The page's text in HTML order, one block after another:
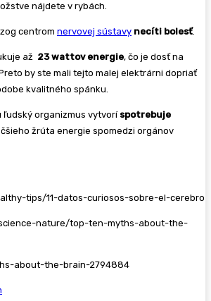
nájdete v rybách.
centrom nervovej sústavy necíti bolesť.
až 23 wattov energie, čo je dosť na
by ste mali tejto malej elektrárni dopriať
kvalitného spánku.
ľudský organizmus vytvorí spotrebuje
žrúta energie spomedzi orgánov
tips/11-datos-curiosos-sobre-el-cerebro
nature/top-ten-myths-about-the-
about-the-brain-2794884